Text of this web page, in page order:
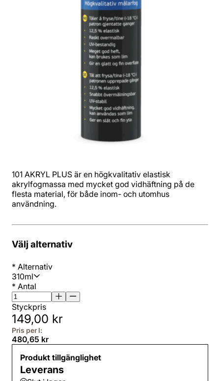
101 AKRYL PLUS är en högkvalitativ elastisk
akrylfogmassa med mycket god vidhäftning på de
flesta material, för både inom- och utomhus
användning.
Välj alternativ
* Alternativ
310ml
* Antal
Styckpris
149,00 kr
Pris per l:
480,65 kr
Produkt tillgänglighet
Leverans